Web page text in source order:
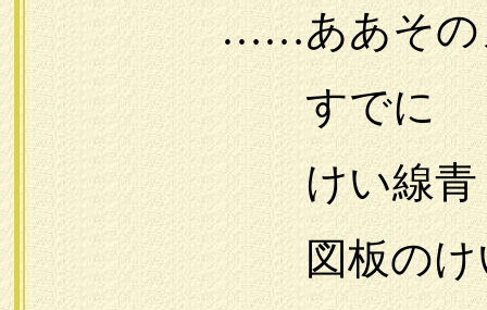
……ああそのノ
すでに
けい線青く流
図板のけいも